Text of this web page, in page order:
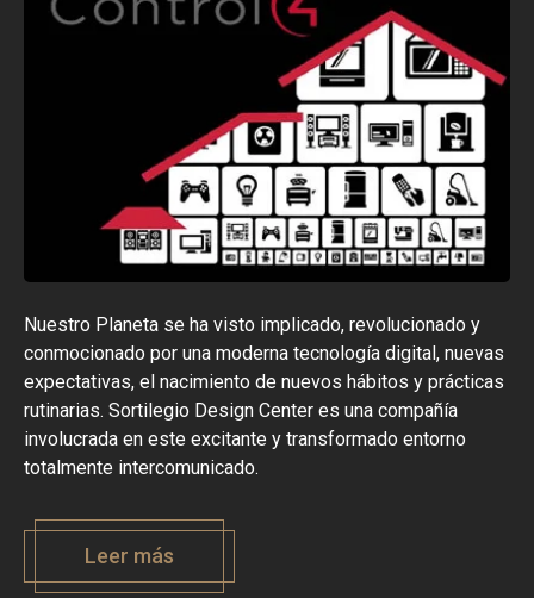
Nuestro Planeta se ha visto implicado, revolucionado y
conmocionado por una moderna tecnología digital, nuevas
expectativas, el nacimiento de nuevos hábitos y prácticas
rutinarias. Sortilegio Design Center es una compañía
involucrada en este excitante y transformado entorno
totalmente intercomunicado.
Leer más